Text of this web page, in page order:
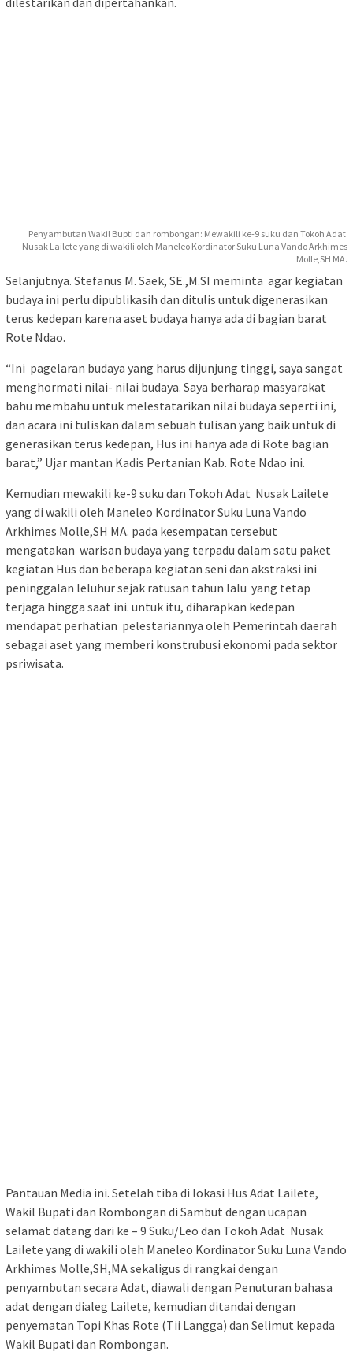
Penyambutan Wakil Bupti dan rombongan: Mewakili ke-9 suku dan Tokoh Adat
Nusak Lailete yang di wakili oleh Maneleo Kordinator Suku Luna Vando Arkhimes
Molle,SH MA.
Selanjutnya. Stefanus M. Saek, SE.,M.SI meminta agar kegiatan
budaya ini perlu dipublikasih dan ditulis untuk digenerasikan
terus kedepan karena aset budaya hanya ada di bagian barat
Rote Ndao.
“Ini pagelaran budaya yang harus dijunjung tinggi, saya sangat
menghormati nilai- nilai budaya. Saya berharap masyarakat
bahu membahu untuk melestatarikan nilai budaya seperti ini,
dan acara ini tuliskan dalam sebuah tulisan yang baik untuk di
generasikan terus kedepan, Hus ini hanya ada di Rote bagian
barat,” Ujar mantan Kadis Pertanian Kab. Rote Ndao ini.
Kemudian mewakili ke-9 suku dan Tokoh Adat Nusak Lailete
yang di wakili oleh Maneleo Kordinator Suku Luna Vando
Arkhimes Molle,SH MA. pada kesempatan tersebut
mengatakan warisan budaya yang terpadu dalam satu paket
kegiatan Hus dan beberapa kegiatan seni dan akstraksi ini
peninggalan leluhur sejak ratusan tahun lalu yang tetap
terjaga hingga saat ini. untuk itu, diharapkan kedepan
mendapat perhatian pelestariannya oleh Pemerintah daerah
sebagai aset yang memberi konstrubusi ekonomi pada sektor
psriwisata.
Pantauan Media ini. Setelah tiba di lokasi Hus Adat Lailete,
Wakil Bupati dan Rombongan di Sambut dengan ucapan
selamat datang dari ke – 9 Suku/Leo dan Tokoh Adat Nusak
Lailete yang di wakili oleh Maneleo Kordinator Suku Luna Vando
Arkhimes Molle,SH,MA sekaligus di rangkai dengan
penyambutan secara Adat, diawali dengan Penuturan bahasa
adat dengan dialeg Lailete, kemudian ditandai dengan
penyematan Topi Khas Rote (Tii Langga) dan Selimut kepada
Wakil Bupati dan Rombongan.